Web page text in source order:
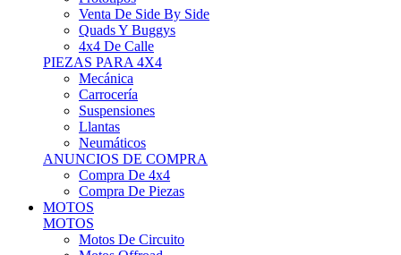
Venta De Side By Side
Quads Y Buggys
4x4 De Calle
PIEZAS PARA 4X4
Mecánica
Carrocería
Suspensiones
Llantas
Neumáticos
ANUNCIOS DE COMPRA
Compra De 4x4
Compra De Piezas
MOTOS
MOTOS
Motos De Circuito